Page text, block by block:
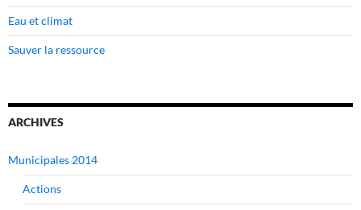
Eau et climat
Sauver la ressource
ARCHIVES
Municipales 2014
Actions